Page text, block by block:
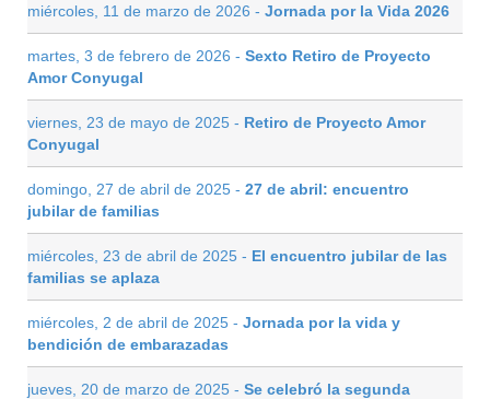
miércoles, 11 de marzo de 2026 - Jornada por la Vida 2026
martes, 3 de febrero de 2026 - Sexto Retiro de Proyecto
Amor Conyugal
viernes, 23 de mayo de 2025 - Retiro de Proyecto Amor
Conyugal
domingo, 27 de abril de 2025 - 27 de abril: encuentro
jubilar de familias
miércoles, 23 de abril de 2025 - El encuentro jubilar de las
familias se aplaza
miércoles, 2 de abril de 2025 - Jornada por la vida y
bendición de embarazadas
jueves, 20 de marzo de 2025 - Se celebró la segunda